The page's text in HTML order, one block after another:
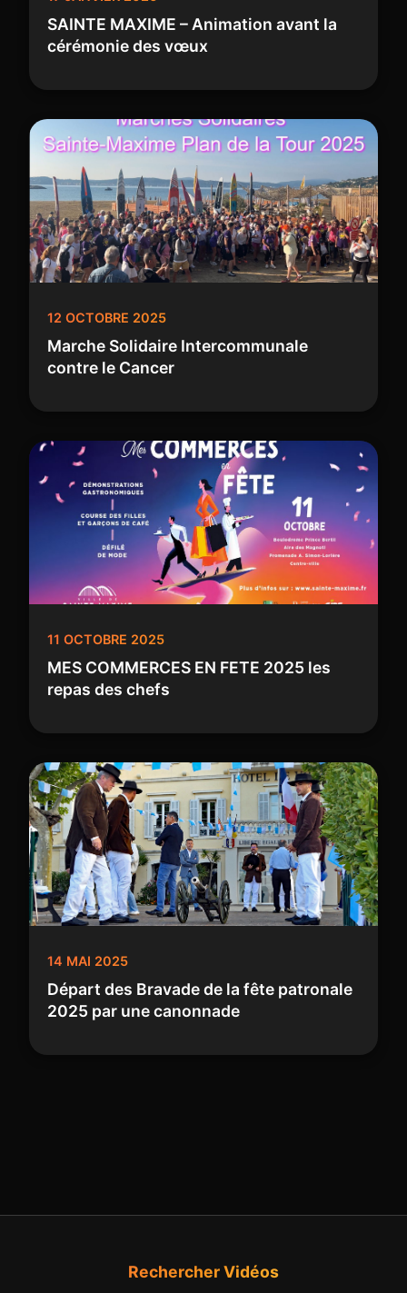
SAINTE MAXIME – Animation avant la
cérémonie des vœux
12 OCTOBRE 2025
Marche Solidaire Intercommunale
contre le Cancer
11 OCTOBRE 2025
MES COMMERCES EN FETE 2025 les
repas des chefs
14 MAI 2025
Départ des Bravade de la fête patronale
2025 par une canonnade
Rechercher Vidéos